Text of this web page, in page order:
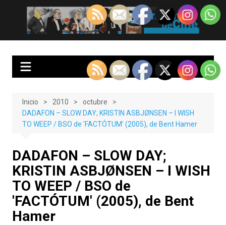
contenido
EnClave de Cine
Crítica cinematográfica y audiovisual. Punto de encuentro para los
Inicio 2010
octubre
DADAFON – SLOW DAY; KRISTIN ASBJØNSEN – I WISH
TO WEEP / BSO de 'FACTÓTUM' (2005), de Bent Hamer
DADAFON – SLOW DAY;
KRISTIN ASBJØNSEN – I WISH
TO WEEP / BSO de
'FACTÓTUM' (2005), de Bent
Hamer